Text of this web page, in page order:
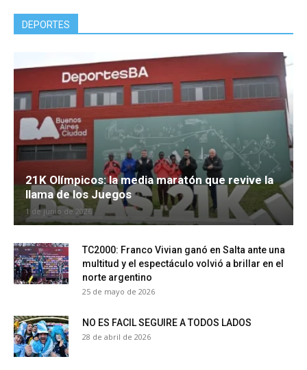
DEPORTES
21K Olímpicos: la media maratón que revive la
llama de los Juegos
1 de junio de 2026
TC2000: Franco Vivian ganó en Salta ante una
multitud y el espectáculo volvió a brillar en el
norte argentino
25 de mayo de 2026
NO ES FACIL SEGUIRE A TODOS LADOS
28 de abril de 2026